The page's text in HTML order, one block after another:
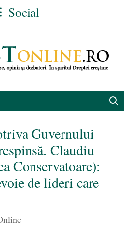
Social
Guvernului
Claudiu
Conservatoare):
de lideri care